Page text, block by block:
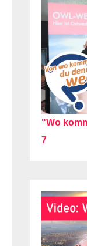
"Wo
7